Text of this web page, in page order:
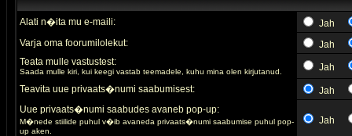
Alati n�ita mu e-maili:
Jah
Varja oma foorumilolekut:
Jah
Teata mulle vastustest:
Saada mulle kiri, kui keegi vastab teemadele, kuhu mina olen kirjutanud.
Jah
Teavita uue privaats�numi saabumisest:
Jah
Uue privaats�numi saabudes avaneb pop-up:
M�nede stiilide puhul v�ib avaneda privaats�numi saabumise puhul pop-
up aken.
Jah